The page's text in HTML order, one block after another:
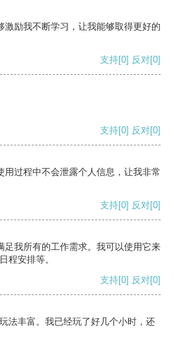
激励我不断学习，让我能够取得更好的
支持[0] 反对[0]
支持[0] 反对[0]
用过程中不会泄露个人信息，让我非常
支持[0] 反对[0]
足我所有的工作需求。我可以使用它来
程安排等。
支持[0] 反对[0]
法丰富。我已经玩了好几个小时，还